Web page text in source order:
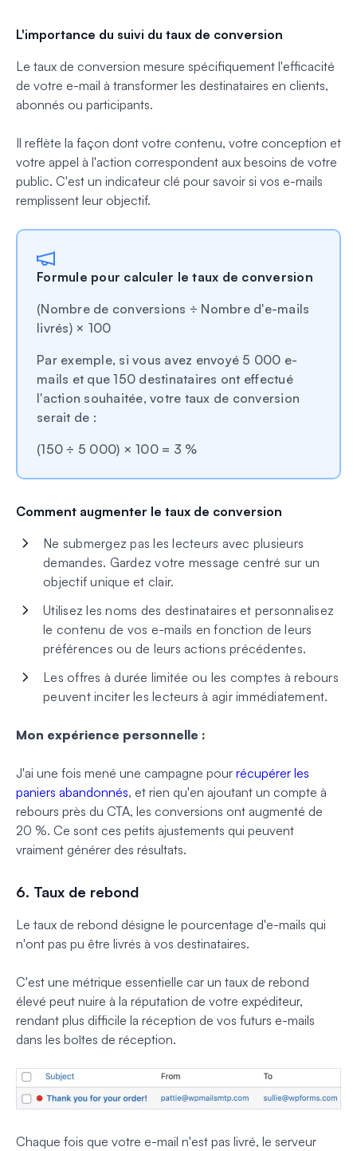
L'importance du suivi du taux de conversion
Le taux de conversion mesure spécifiquement l'efficacité
de votre e-mail à transformer les destinataires en clients,
abonnés ou participants.
Il reflète la façon dont votre contenu, votre conception et
votre appel à l'action correspondent aux besoins de votre
public. C'est un indicateur clé pour savoir si vos e-mails
remplissent leur objectif.
Formule pour calculer le taux de conversion
(Nombre de conversions ÷ Nombre d'e-mails
livrés) × 100
Par exemple, si vous avez envoyé 5 000 e-
mails et que 150 destinataires ont effectué
l'action souhaitée, votre taux de conversion
serait de :
(150 ÷ 5 000) × 100 = 3 %
Comment augmenter le taux de conversion
Ne submergez pas les lecteurs avec plusieurs
demandes. Gardez votre message centré sur un
objectif unique et clair.
Utilisez les noms des destinataires et personnalisez
le contenu de vos e-mails en fonction de leurs
préférences ou de leurs actions précédentes.
Les offres à durée limitée ou les comptes à rebours
peuvent inciter les lecteurs à agir immédiatement.
Mon expérience personnelle :
J'ai une fois mené une campagne pour récupérer les
paniers abandonnés, et rien qu'en ajoutant un compte à
rebours près du CTA, les conversions ont augmenté de
20 %. Ce sont ces petits ajustements qui peuvent
vraiment générer des résultats.
6. Taux de rebond
Le taux de rebond désigne le pourcentage d'e-mails qui
n'ont pas pu être livrés à vos destinataires.
C'est une métrique essentielle car un taux de rebond
élevé peut nuire à la réputation de votre expéditeur,
rendant plus difficile la réception de vos futurs e-mails
dans les boîtes de réception.
Chaque fois que votre e-mail n'est pas livré, le serveur